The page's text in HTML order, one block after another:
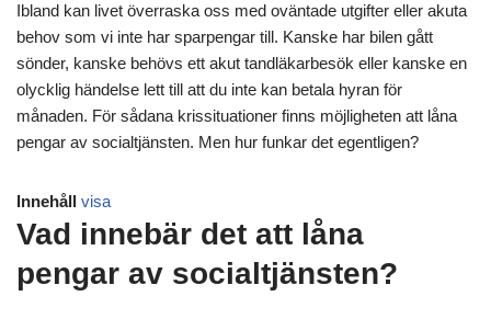
Ibland kan livet överraska oss med oväntade utgifter eller akuta
behov som vi inte har sparpengar till. Kanske har bilen gått
sönder, kanske behövs ett akut tandläkarbesök eller kanske en
olycklig händelse lett till att du inte kan betala hyran för
månaden. För sådana krissituationer finns möjligheten att låna
pengar av socialtjänsten. Men hur funkar det egentligen?
Innehåll visa
Vad innebär det att låna
pengar av socialtjänsten?